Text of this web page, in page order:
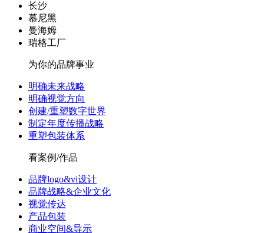
长沙
慕尼黑
曼海姆
瑞格工厂
为你的品牌事业
明确未来战略
明确视觉方向
创建/重塑数字世界
制定年度传播战略
重塑包装体系
看案例/作品
品牌logo&vi设计
品牌战略&企业文化
视觉传达
产品包装
商业空间&导示